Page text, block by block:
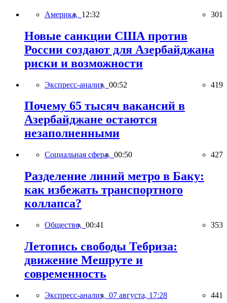
Америка, 12:32 301
Новые санкции США против
России создают для Азербайджана
риски и возможности
Экспресс-анализ, 00:52 419
Почему 65 тысяч вакансий в
Азербайджане остаются
незаполненными
Социальная сфера, 00:50 427
Разделение линий метро в Баку:
как избежать транспортного
коллапса?
Общество, 00:41 353
Летопись свободы Тебриза:
движение Мешруте и
современность
Экспресс-анализ, 07 августа, 17:28 441